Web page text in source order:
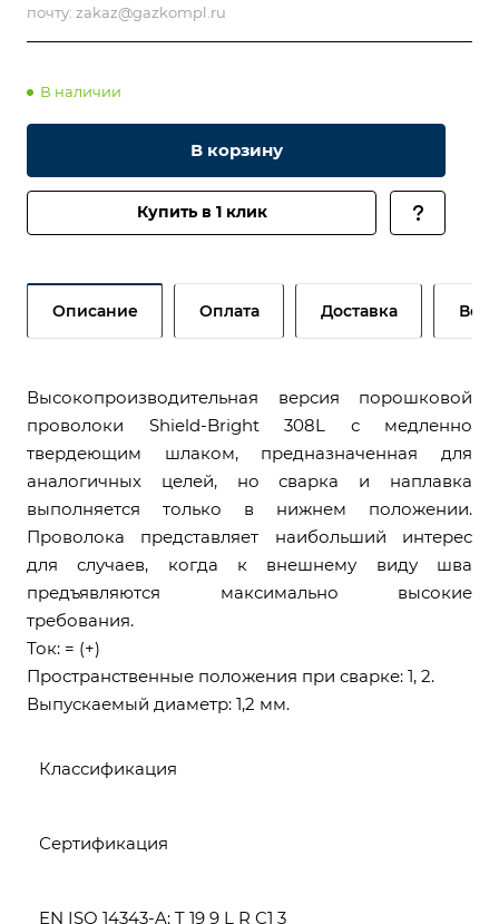
почту: zakaz@gazkompl.ru
В наличии
В корзину
Купить в 1 клик
Описание Оплата Доставка
Высокопроизводительная версия порошковой
проволоки Shield-Bright 308L с медленно
твердеющим шлаком, предназначенная для
аналогичных целей, но сварка и наплавка
выполняется только в нижнем положении.
Проволока представляет наибольший интерес
для случаев, когда к внешнему виду шва
предъявляются максимально высокие
требования.
Ток: = (+)
Пространственные положения при сварке: 1, 2.
Выпускаемый диаметр: 1,2 мм.
Классификация
Сертификация
EN ISO 14343-A: T 19 9 L R C1 3